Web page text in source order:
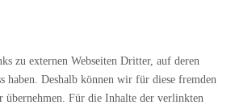
zu externen Webseiten Dritter, auf deren
haben. Deshalb können wir für diese fremden
übernehmen. Für die Inhalte der verlinkten